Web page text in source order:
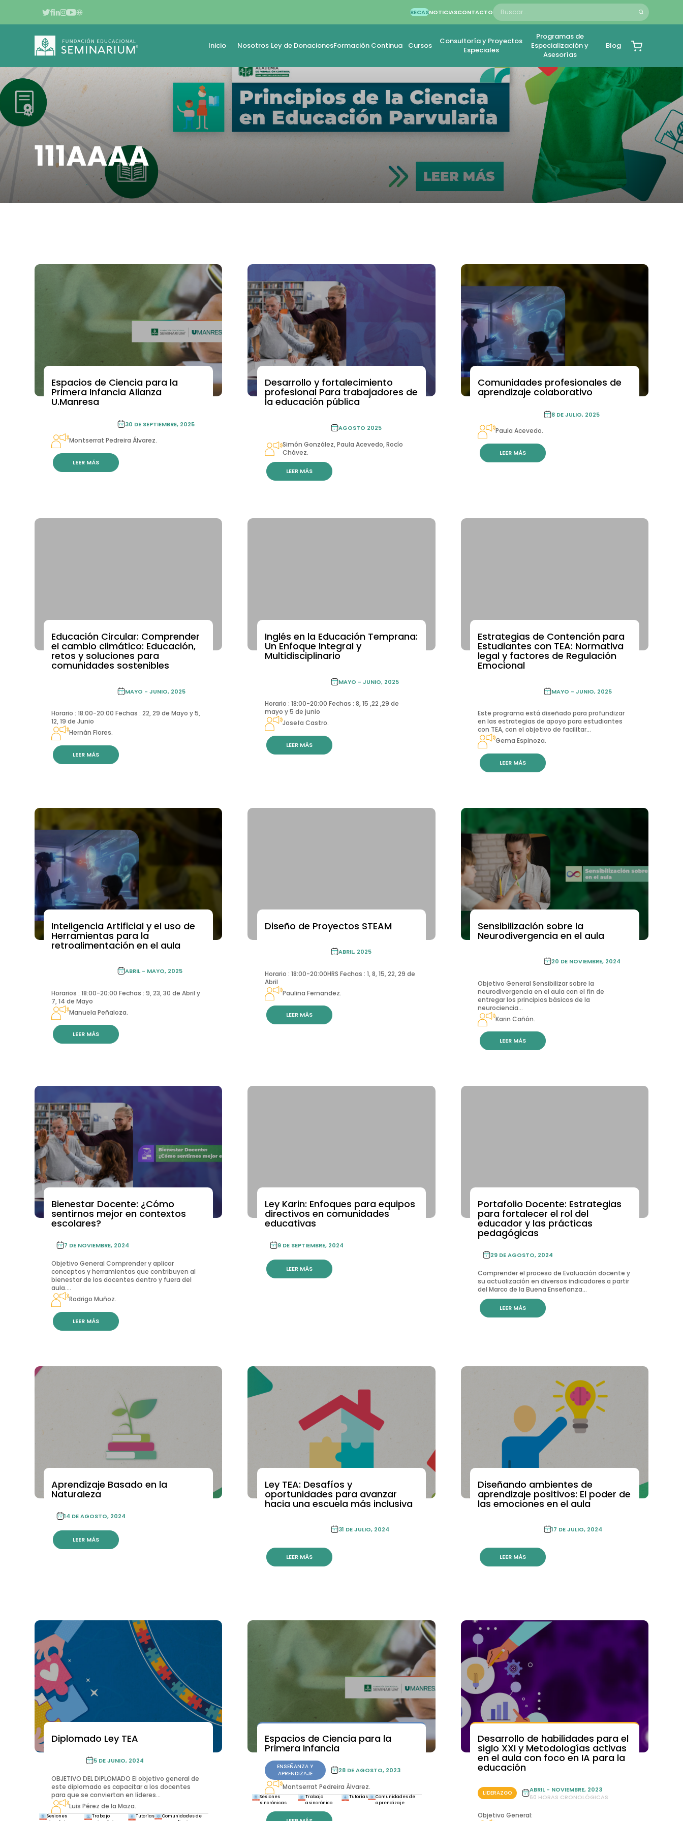
BECASNOTICIASCONTACTO
Inicio Nosotros Ley de DonacionesFormación Continua Cursos
Consultoría y Proyectos
Especiales
Programas de
Especialización y
Asesorías
Blog
111AAAA
PASANTÍA INTERNACIONAL
Espacios de Ciencia para la
Primera Infancia Alianza
U.Manresa
30 DE SEPTIEMBRE, 2025
Montserrat Pedreira Álvarez.
LEER MÁS
DESARROLLO Y FORTALECIMIENTO PROFESIONAL
Desarrollo y fortalecimiento
profesional Para trabajadores de
la educación pública
AGOSTO 2025
Simón González, Paula Acevedo, Rocío
Chávez.
LEER MÁS
TRANSFORMACIÓN EDUCATIVA
Comunidades profesionales de
aprendizaje colaborativo
8 DE JULIO, 2025
Paula Acevedo.
LEER MÁS
ACADEMIA DE FORMACIÓN CONTINUA
Educación Circular: Comprender
el cambio climático: Educación,
retos y soluciones para
comunidades sostenibles
MAYO - JUNIO, 2025
Horario : 18:00-20:00 Fechas : 22, 29 de Mayo y 5,
12, 19 de Junio
Hernán Flores.
LEER MÁS
ACADEMIA DE FORMACIÓN CONTINUA
Inglés en la Educación Temprana:
Un Enfoque Integral y
Multidisciplinario
MAYO - JUNIO, 2025
Horario : 18:00-20:00 Fechas : 8, 15 ,22 ,29 de
mayo y 5 de junio
Josefa Castro.
LEER MÁS
ACADEMIA DE FORMACIÓN CONTINUA
Estrategias de Contención para
Estudiantes con TEA: Normativa
legal y factores de Regulación
Emocional
MAYO - JUNIO, 2025
Este programa está diseñado para profundizar
en las estrategias de apoyo para estudiantes
con TEA, con el objetivo de facilitar...
Gema Espinoza.
LEER MÁS
ACADEMIA DE FORMACIÓN CONTINUA
Inteligencia Artificial y el uso de
Herramientas para la
retroalimentación en el aula
ABRIL - MAYO, 2025
Horarios : 18:00-20:00 Fechas : 9, 23, 30 de Abril y
7, 14 de Mayo
Manuela Peñaloza.
LEER MÁS
ACADEMIA DE FORMACIÓN CONTINUA
Diseño de Proyectos STEAM
ABRIL, 2025
Horario : 18:00-20:00HRS Fechas : 1, 8, 15, 22, 29 de
Abril
Paulina Fernandez.
LEER MÁS
ACADEMIA DE FORMACIÓN CONTINUA
Sensibilización sobre la
Neurodivergencia en el aula
20 DE NOVIEMBRE, 2024
Objetivo General Sensibilizar sobre la
neurodivergencia en el aula con el fin de
entregar los principios básicos de la
neurociencia...
Karin Cañón.
LEER MÁS
Bienestar Docente: ¿Cómo
sentirnos mejor en contextos
escolares?
7 DE NOVIEMBRE, 2024
Objetivo General Comprender y aplicar
conceptos y herramientas que contribuyen al
bienestar de los docentes dentro y fuera del
aula....
Rodrigo Muñoz.
LEER MÁS
Ley Karin: Enfoques para equipos
directivos en comunidades
educativas
9 DE SEPTIEMBRE, 2024
LEER MÁS
Portafolio Docente: Estrategias
para fortalecer el rol del
educador y las prácticas
pedagógicas
29 DE AGOSTO, 2024
Comprender el proceso de Evaluación docente y
su actualización en diversos indicadores a partir
del Marco de la Buena Enseñanza...
LEER MÁS
Aprendizaje Basado en la
Naturaleza
14 DE AGOSTO, 2024
LEER MÁS
ACADEMIA DE FORMACIÓN CONTINUA
Ley TEA: Desafíos y
oportunidades para avanzar
hacia una escuela más inclusiva
31 DE JULIO, 2024
LEER MÁS
ACADEMIA DE FORMACIÓN CONTINUA
Diseñando ambientes de
aprendizaje positivos: El poder de
las emociones en el aula
17 DE JULIO, 2024
LEER MÁS
LEY TEA
Diplomado Ley TEA
5 DE JUNIO, 2024
OBJETIVO DEL DIPLOMADO El objetivo general de
este diplomado es capacitar a los docentes
para que se conviertan en líderes...
Luis Pérez de la Maza.
Sesiones
Trabajo
Tutorías
Comunidades de
ENSEÑANZA Y APRENDIZAJE
Espacios de Ciencia para la
Primera Infancia
ENSEÑANZA Y
APRENDIZAJE
28 DE AGOSTO, 2023
Montserrat Pedreira Álvarez.
Sesiones
sincrónicas
Trabajo
asincrónico
Tutorías
Comunidades de
aprendizaje
LIDERAZGO
Desarrollo de habilidades para el
siglo XXI y Metodologías activas
en el aula con foco en IA para la
educación
LIDERAZGO
ABRIL - NOVIEMBRE, 2023
60 HORAS CRONOLÓGICAS
Objetivo General: